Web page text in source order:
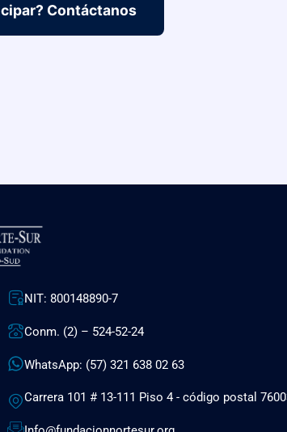
Contáctanos
NIT: 800148890-7
Conm. (2) – 524-52-24
WhatsApp: (57) 321 638 02 63
Carrera 101 # 13-111 Piso 4 - código postal